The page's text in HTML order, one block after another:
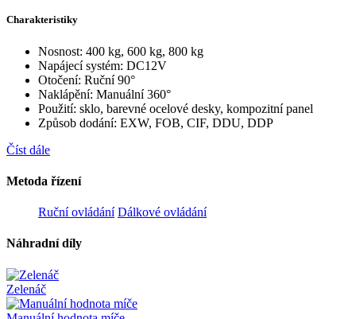
Charakteristiky
Nosnost: 400 kg, 600 kg, 800 kg
Napájecí systém: DC12V
Otočení: Ruční 90°
Naklápění: Manuální 360°
Použití: sklo, barevné ocelové desky, kompozitní panel
Způsob dodání: EXW, FOB, CIF, DDU, DDP
Číst dále
Metoda řízení
Ruční ovládání Dálkové ovládání
Náhradní díly
Zelenáč